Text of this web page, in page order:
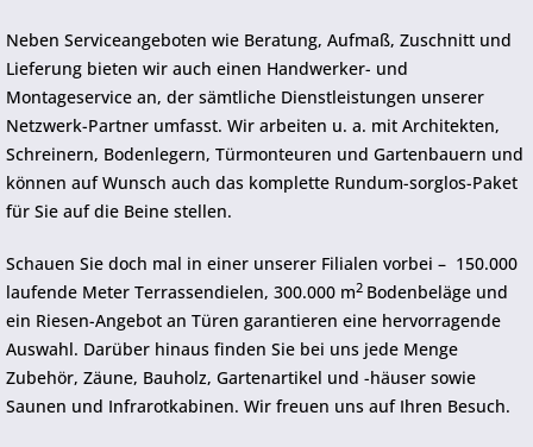
Neben Serviceangeboten wie Beratung, Aufmaß, Zuschnitt und
Lieferung bieten wir auch einen Handwerker- und
Montageservice an, der sämtliche Dienstleistungen unserer
Netzwerk-Partner umfasst. Wir arbeiten u. a. mit Architekten,
Schreinern, Bodenlegern, Türmonteuren und Gartenbauern und
können auf Wunsch auch das komplette Rundum-sorglos-Paket
für Sie auf die Beine stellen.
Schauen Sie doch mal in einer unserer Filialen vorbei – 150.000
laufende Meter Terrassendielen, 300.000 m2 Bodenbeläge und
ein Riesen-Angebot an Türen garantieren eine hervorragende
Auswahl. Darüber hinaus finden Sie bei uns jede Menge
Zubehör, Zäune, Bauholz, Gartenartikel und -häuser sowie
Saunen und Infrarotkabinen. Wir freuen uns auf Ihren Besuch.